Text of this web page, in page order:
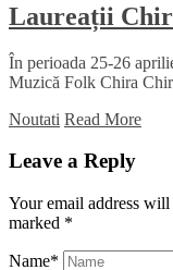
Laureații
În perioada 25-26
Muzică Folk Chira
Noutati Read More
Leave a Reply
Your email address
marked *
Name*